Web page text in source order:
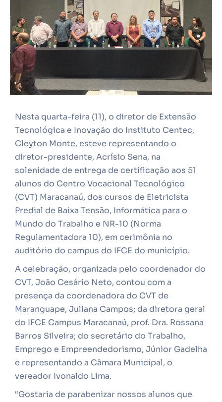
Nesta quarta-feira (11), o diretor de Extensão
Tecnológica e Inovação do Instituto Centec,
Cleyton Monte, esteve representando o
diretor-presidente, Acrísio Sena, na
solenidade de entrega de certificação aos 51
alunos do Centro Vocacional Tecnológico
(CVT) Maracanaú, dos cursos de Eletricista
Predial de Baixa Tensão, Informática para o
Mundo do Trabalho e NR-10 (Norma
Regulamentadora 10), em cerimônia no
auditório do campus do IFCE do município.
A celebração, organizada pelo coordenador do
CVT, João Cesário Neto, contou com a
presença da coordenadora do CVT de
Maranguape, Juliana Campos; da diretora geral
do IFCE Campus Maracanaú, prof. Dra. Rossana
Barros Silveira; do secretário do Trabalho,
Emprego e Empreendedorismo, Júnior Gadelha
e representando a Câmara Municipal, o
vereador Ivonaldo Lima.
“Gostaria de parabenizar nossos alunos que